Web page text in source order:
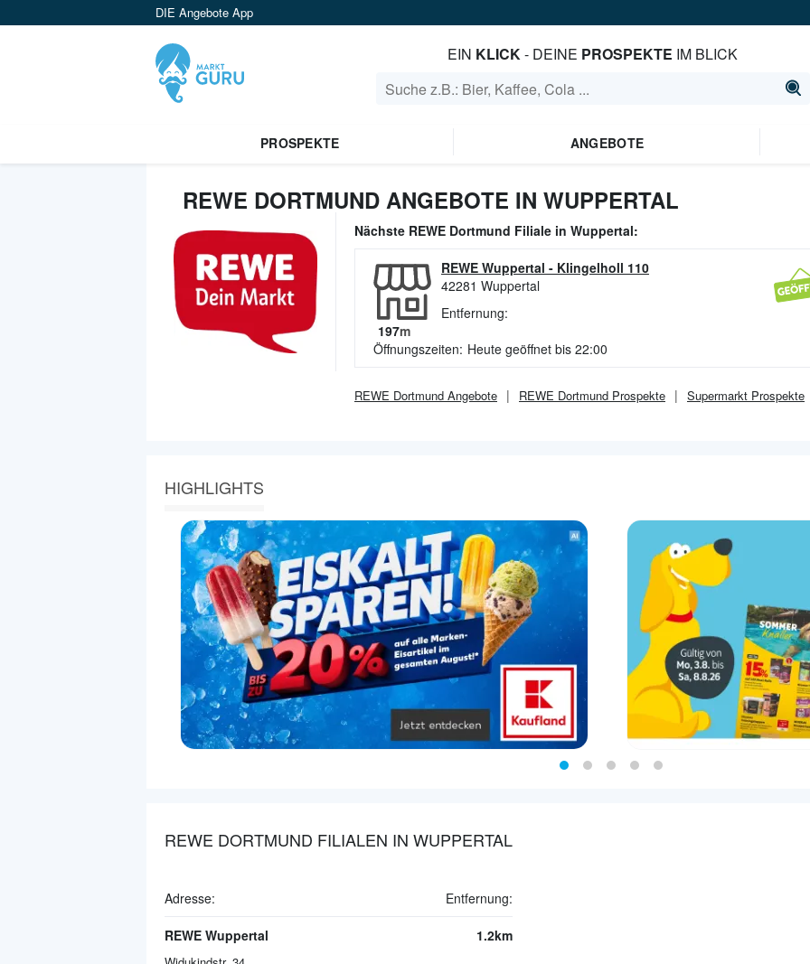
DIE Angebote App
EIN KLICK- DEINE PROSPEKTE IM BLICK
PROSPEKTE ANGEBOTE
REWE DORTMUND ANGEBOTE IN WUPPERTAL
Nächste REWE Dortmund Filiale in Wuppertal:
REWE Wuppertal - Klingelholl 110
42281 Wuppertal
Entfernung:
197m
Öffnungszeiten: Heute geöffnet bis 22:00
REWE Dortmund Angebote REWE Dortmund Prospekte Supermarkt Prospekte
HIGHLIGHTS
REWE DORTMUND FILIALEN IN WUPPERTAL
Adresse: Entfernung:
REWE Wuppertal 1.2km